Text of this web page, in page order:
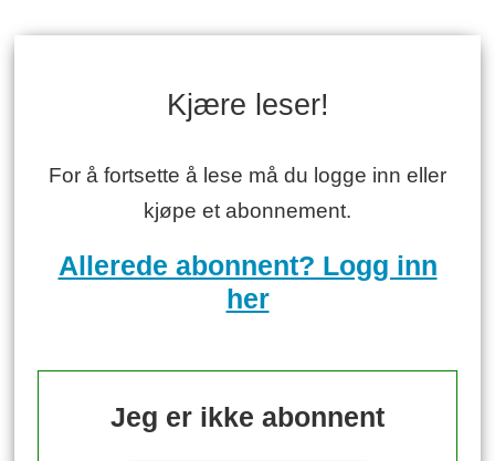
Kjære leser!
For å fortsette å lese må du logge inn eller
kjøpe et abonnement.
Allerede abonnent? Logg inn
her
Jeg er ikke abonnent